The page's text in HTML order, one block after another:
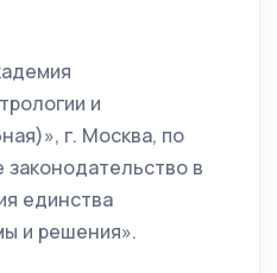
и
г. Москва, по
в
единства
и решения».